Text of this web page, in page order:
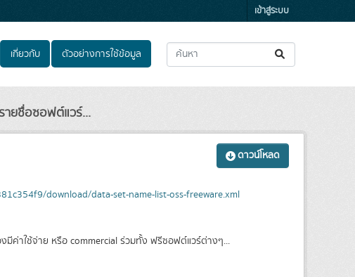
เข้าสู่ระบบ
เกี่ยวกับ ตัวอย่างการใช้ข้อมูล
รายชื่อซอฟต์แวร์...
ดาวน์โหลด
download/data-set-name-list-oss-freeware.xml
มีค่าใช้จ่าย หรือ commercial ร่วมทั้ง ฟรีซอฟต์แวร์ต่างๆ...